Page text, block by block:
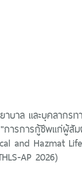
บาล และบุคลากรท
ารการกู้ชีพแก่ผู้สั
and Hazmat
AP 2026)